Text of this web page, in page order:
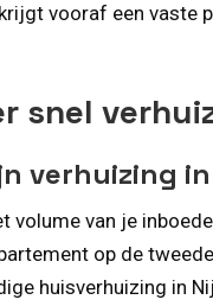
vooraf een vaste
snel
verhuizing
van je
op de
huisverhuizing in